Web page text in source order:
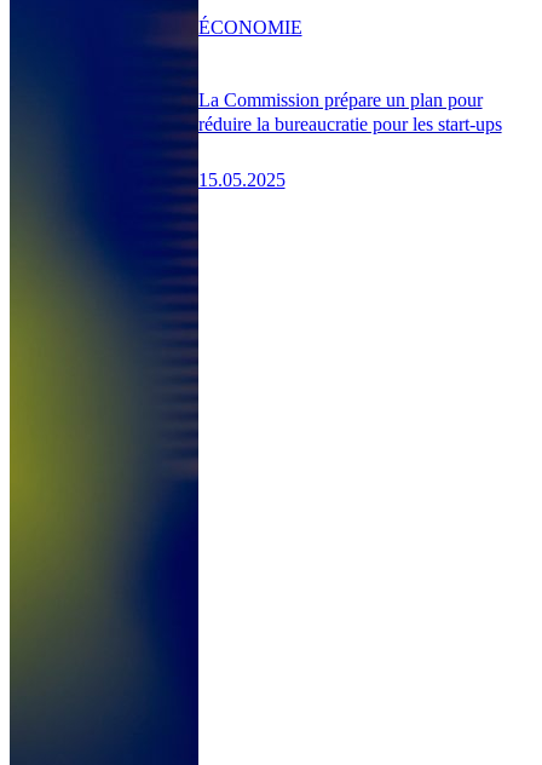
La Commission prépare un plan pour
réduire la bureaucratie pour les start-ups
15.05.2025
ÉCONOMIE